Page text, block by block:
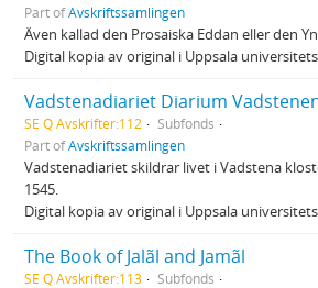
Part ofAvskriftssamlingen
Även kallad den Prosaiska Eddan eller den
Digital kopia av original i Uppsala
Vadstenadiariet Diarium
SE Q Avskrifter:112
Subfonds
Part ofAvskriftssamlingen
Vadstenadiariet skildrar livet i Vadstena
1545.
Digital kopia av original i Uppsala
The Book of Jalãl and Jamãl
SE Q Avskrifter:113
Subfonds